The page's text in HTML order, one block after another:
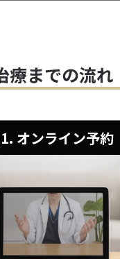
療までの流れ
オンライン予約